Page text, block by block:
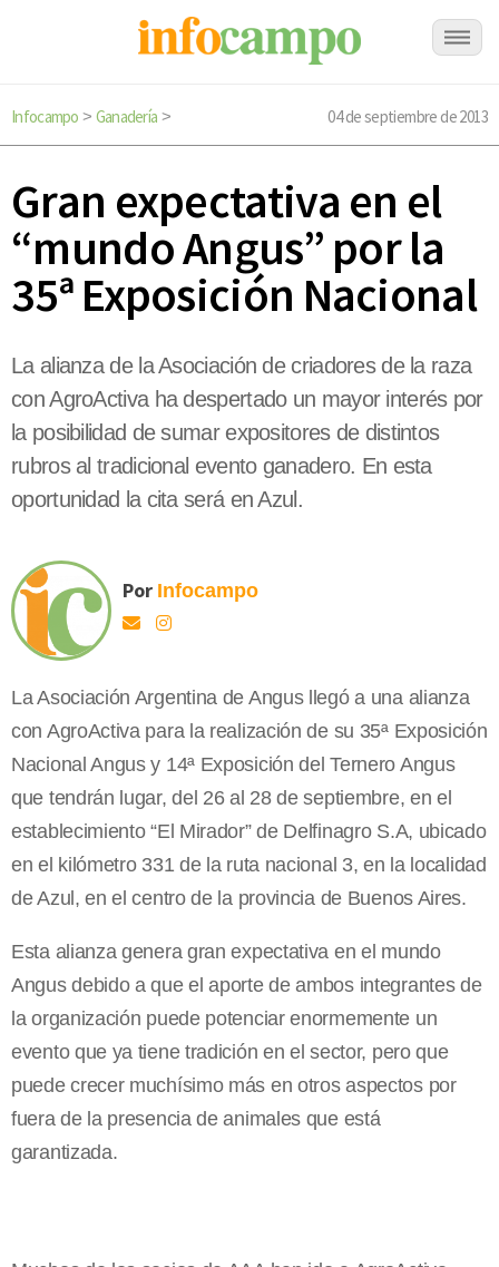
Infocampo > Ganadería > 04 de septiembre de 2013
Gran expectativa en el
“mundo Angus” por la
35ª Exposición Nacional
La alianza de la Asociación de criadores de la raza
con AgroActiva ha despertado un mayor interés por
la posibilidad de sumar expositores de distintos
rubros al tradicional evento ganadero. En esta
oportunidad la cita será en Azul.
Por Infocampo
La Asociación Argentina de Angus llegó a una alianza
con AgroActiva para la realización de su 35ª Exposición
Nacional Angus y 14ª Exposición del Ternero Angus
que tendrán lugar, del 26 al 28 de septiembre, en el
establecimiento “El Mirador” de Delfinagro S.A, ubicado
en el kilómetro 331 de la ruta nacional 3, en la localidad
de Azul, en el centro de la provincia de Buenos Aires.
Esta alianza genera gran expectativa en el mundo
Angus debido a que el aporte de ambos integrantes de
la organización puede potenciar enormemente un
evento que ya tiene tradición en el sector, pero que
puede crecer muchísimo más en otros aspectos por
fuera de la presencia de animales que está
garantizada.